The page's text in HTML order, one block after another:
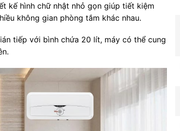
kế hình chữ nhật nhỏ gọn giúp tiết kiệm
không gian phòng tắm khác nhau.
tiếp với bình chứa 20 lít, máy có thể cung